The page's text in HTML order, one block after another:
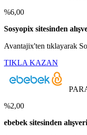
%6,00
Sosyopix sitesinden
Avantajix'ten tıklayarak
TIKLA KAZAN
%2,00
ebebek sitesinden